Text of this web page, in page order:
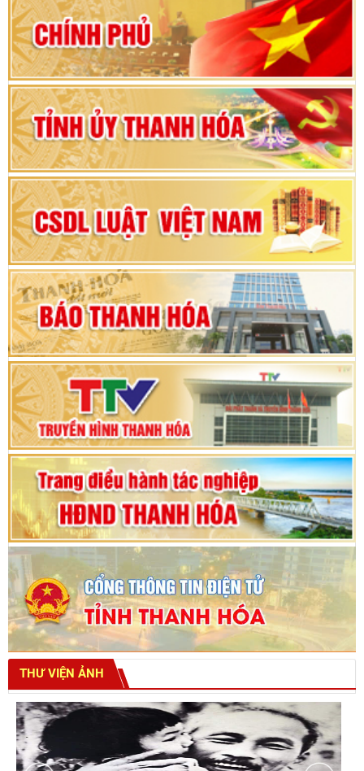
80 năm Quốc hội Việt Nam: vì lợi ích Nhân dân,
vì sự phát triển của đất nước
Bộ Chính trị duyệt nội dung Đại hội đại biểu
Đảng bộ tỉnh Thanh Hóa lần thứ XX, nhiệm kỳ
2025 - 2030
Đại hội đại biểu Đảng bộ xã Yên Thọ lần thứ I,
nhiệm kỳ 2025 – 2030
Đại hội Đảng bộ xã Yên Ninh lần thứ nhất,
nhiệm kỳ 2025 - 2030
Khai mạc Kỳ họp bất thường lần thứ 9, Quốc
hội khóa XV
Phiên thảo luận Kỳ họp thứ 24, HĐND tỉnh
Thanh Hóa khóa XVIII, nhiệm kỳ 2021 - 2026
Bế mạc Kỳ họp thứ hai bốn, Hội đồng nhân dân
tỉnh khoá XVIII
THƯ VIỆN ẢNH